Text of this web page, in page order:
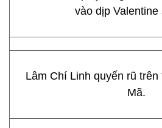
vào dịp Valentine
Lâm Chí Linh quyến rũ
Mã.